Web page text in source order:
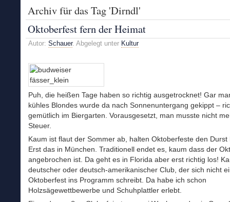
Archiv für das Tag 'Dirndl'
Oktoberfest fern der Heimat
Autor: Schauer. Abgelegt unter Kultur
Puh, die heißen Tage haben so richtig ausgetrocknet! Gar
kühles Blondes wurde da nach Sonnenuntergang gekippt –
gemütlich im Biergarten. Vorausgesetzt, man musste nicht
Steuer.
Kaum ist flaut der Sommer ab, halten Oktoberfeste den Durst
Erst das in München. Traditionell endet es, kaum dass der
angebrochen ist. Da geht es in Florida aber erst richtig los!
deutscher oder deutsch-amerikanischer Club, der sich nicht
Oktoberfest ins Programm schreibt. Da habe ich schon
Holzsägewettbewerbe und Schuhplattler erlebt.